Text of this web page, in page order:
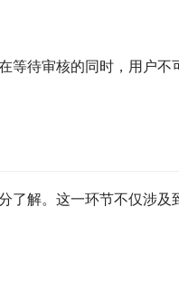
等待审核的同时，用户不
了解。这一环节不仅涉及